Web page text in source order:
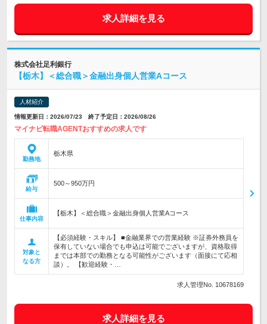
求人詳細を見る
株式会社足利銀行
【栃木】＜総合職＞金融出身個人営業Aコース
人材紹介
情報更新日：2026/07/23 終了予定日：2026/08/26
マイナビ転職AGENTおすすめの求人です
勤務地
栃木県
給与
500～950万円
仕事内容
【栃木】＜総合職＞金融出身個人営業Aコース
対象と
なる方
【必須経験・スキル】 ■金融業界での営業経験 ※証券外務員を
保有していない場合でも申込は可能でございますが、資格取得
までは本部での勤務となる可能性がございます（面接にて応相
談）。 【歓迎経験・…
求人管理No. 10678169
求人詳細を見る